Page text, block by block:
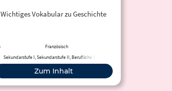
Wichtiges Vokabular zu Geschichte
Französisch
Sekundarstufe I, Sekundarstufe II, Berufliche Bildung
Zum Inhalt